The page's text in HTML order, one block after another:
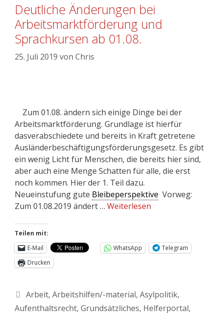
Deutliche Änderungen bei
Arbeitsmarktförderung und
Sprachkursen ab 01.08.
25. Juli 2019 von Chris
Zum 01.08. ändern sich einige Dinge bei der
Arbeitsmarktförderung. Grundlage ist hierfür
dasverabschiedete und bereits in Kraft getretene
Ausländerbeschäftigungsförderungsgesetz. Es gibt
ein wenig Licht für Menschen, die bereits hier sind,
aber auch eine Menge Schatten für alle, die erst
noch kommen. Hier der 1. Teil dazu.
Neueinstufung gute Bleibeperspektive Vorweg:
Zum 01.08.2019 ändert … Weiterlesen
Teilen mit:
E-Mail
WhatsApp
Telegram
Drucken
Arbeit, Arbeitshilfen/-material, Asylpolitik,
Aufenthaltsrecht, Grundsätzliches, Helferportal,